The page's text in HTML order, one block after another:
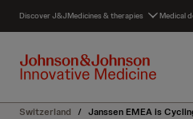
c
Discover J&JMedicines & therapies Medical
Switzerland / Janssen EMEA is